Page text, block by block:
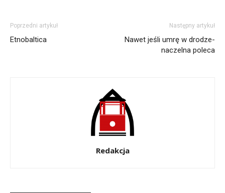
Poprzedni artykuł
Etnobaltica
Następny artykuł
Nawet jeśli umrę w drodze-
naczelna poleca
Redakcja